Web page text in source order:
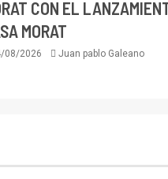
CON EL
MORAT
08/2026 Juan pablo Galeano